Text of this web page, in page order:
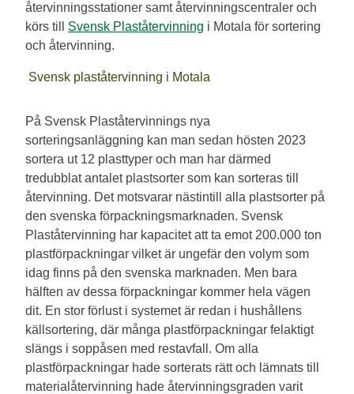
återvinningsstationer samt återvinningscentraler och
körs till Svensk Plaståtervinning i Motala för sortering
och återvinning.
Svensk plaståtervinning i Motala
På Svensk Plaståtervinnings nya
sorteringsanläggning kan man sedan hösten 2023
sortera ut 12 plasttyper och man har därmed
tredubblat antalet plastsorter som kan sorteras till
återvinning. Det motsvarar nästintill alla plastsorter på
den svenska förpackningsmarknaden. Svensk
Plaståtervinning har kapacitet att ta emot 200.000 ton
plastförpackningar vilket är ungefär den volym som
idag finns på den svenska marknaden. Men bara
hälften av dessa förpackningar kommer hela vägen
dit. En stor förlust i systemet är redan i hushållens
källsortering, där många plastförpackningar felaktigt
slängs i soppåsen med restavfall. Om alla
plastförpackningar hade sorterats rätt och lämnats till
materialåtervinning hade återvinningsgraden varit